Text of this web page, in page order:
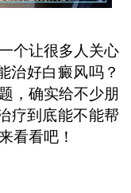
个让很多人关心
好白癜风吗？
，确实给不少朋
疗到底能不能帮
看看吧！